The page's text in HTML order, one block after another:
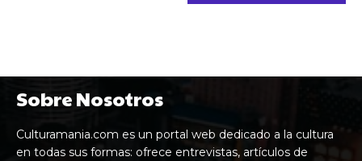
Sobre Nosotros
Culturamania.com es un portal web dedicado a la cultura
en todas sus formas: ofrece entrevistas, artículos de